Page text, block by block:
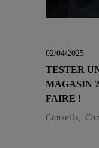
02/04/2025
TESTER
MAGASIN
FAIRE !
Conseils,